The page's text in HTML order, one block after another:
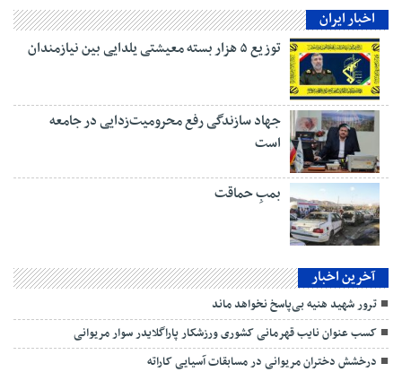
اخبار ایران
توزیع ۵ هزار بسته معیشتی یلدایی بین نیازمندان
جهاد سازندگی رفع محرومیت‌زدایی در جامعه
است
بمبِ حماقت
آخرین اخبار
ترور شهید هنیه بی‌پاسخ نخواهد ماند
کسب عنوان نایب قهرمانی کشوری ورزشکار پاراگلایدر سوار مریوانی
درخشش دختران مریوانی در مسابقات آسیایی کاراته